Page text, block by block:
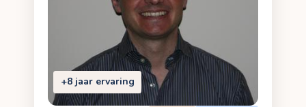
+8 jaar ervaring